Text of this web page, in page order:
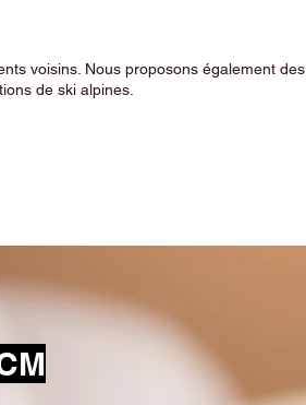
voisins. Nous proposons également des
de ski alpines.